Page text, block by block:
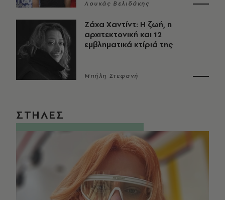
Λουκάς Βελιδάκης
Ζάχα Χαντίντ: Η ζωή, η
αρχιτεκτονική και 12
εμβληματικά κτίριά της
Μπήλη Στεφανή
ΣΤΗΛΕΣ